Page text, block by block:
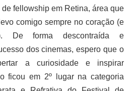
fellowship em Retina, área que
comigo sempre no coração (e
De forma descontraída e
dos cinemas, espero que o
a curiosidade e inspirar
ficou em 2º lugar na categoria